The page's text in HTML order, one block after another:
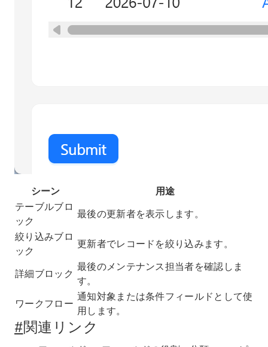
シーン
用途
テーブルブロ
ック
最後の更新者を表示します。
絞り込みブロ
ック
更新者でレコードを絞り込みます。
詳細ブロック
最後のメンテナンス担当者を確認しま
す。
ワークフロー
通知対象または条件フィールドとして使
用します。
#関連リンク